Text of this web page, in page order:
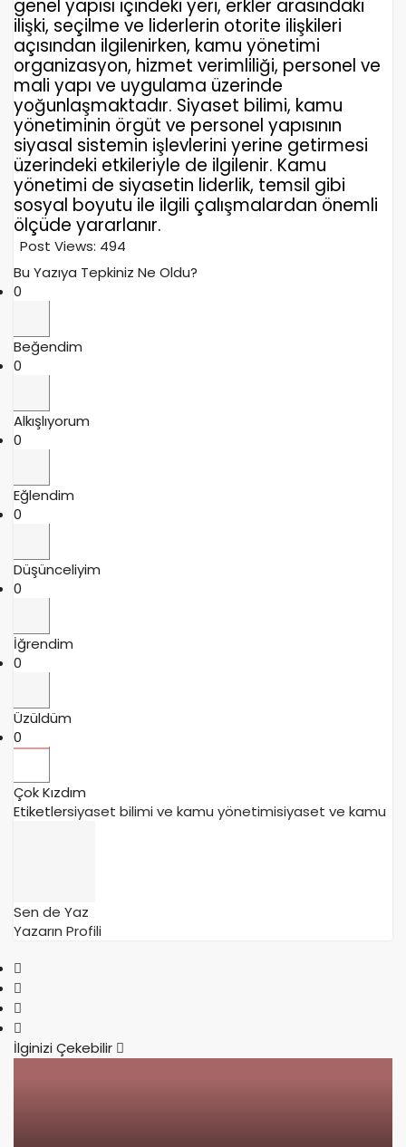
genel yapısı içindeki yeri, erkler arasındaki
ilişki, seçilme ve liderlerin otorite ilişkileri
açısından ilgilenirken, kamu yönetimi
organizasyon, hizmet verimliliği, personel ve
mali yapı ve uygulama üzerinde
yoğunlaşmaktadır. Siyaset bilimi, kamu
yönetiminin örgüt ve personel yapısının
siyasal sistemin işlevlerini yerine getirmesi
üzerindeki etkileriyle de ilgilenir. Kamu
yönetimi de siyasetin liderlik, temsil gibi
sosyal boyutu ile ilgili çalışmalardan önemli
ölçüde yararlanır.
Post Views: 494
Bu Yazıya Tepkiniz Ne Oldu?
0
Beğendim
0
Alkışlıyorum
0
Eğlendim
0
Düşünceliyim
0
İğrendim
0
Üzüldüm
0
Çok Kızdım
Etiketlersiyaset bilimi ve kamu yönetimisiyaset ve kamu
Sen de Yaz
Yazarın Profili
İlginizi Çekebilir